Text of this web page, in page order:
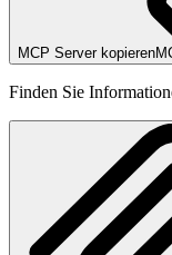
MCP Server kopieren
Finden Sie